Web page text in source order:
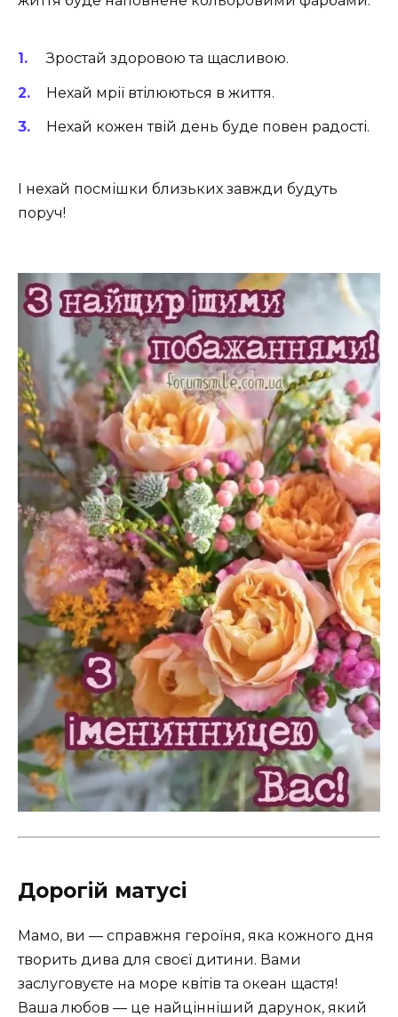
Зростай здоровою та щасливою.
Нехай мрії втілюються в життя.
Нехай кожен твій день буде повен радості.
І нехай посмішки близьких завжди будуть
поруч!
Дорогій матусі
Мамо, ви — справжня героїня, яка кожного дня
творить дива для своєї дитини. Вами
заслуговуєте на море квітів та океан щастя!
Ваша любов — це найцінніший дарунок, який